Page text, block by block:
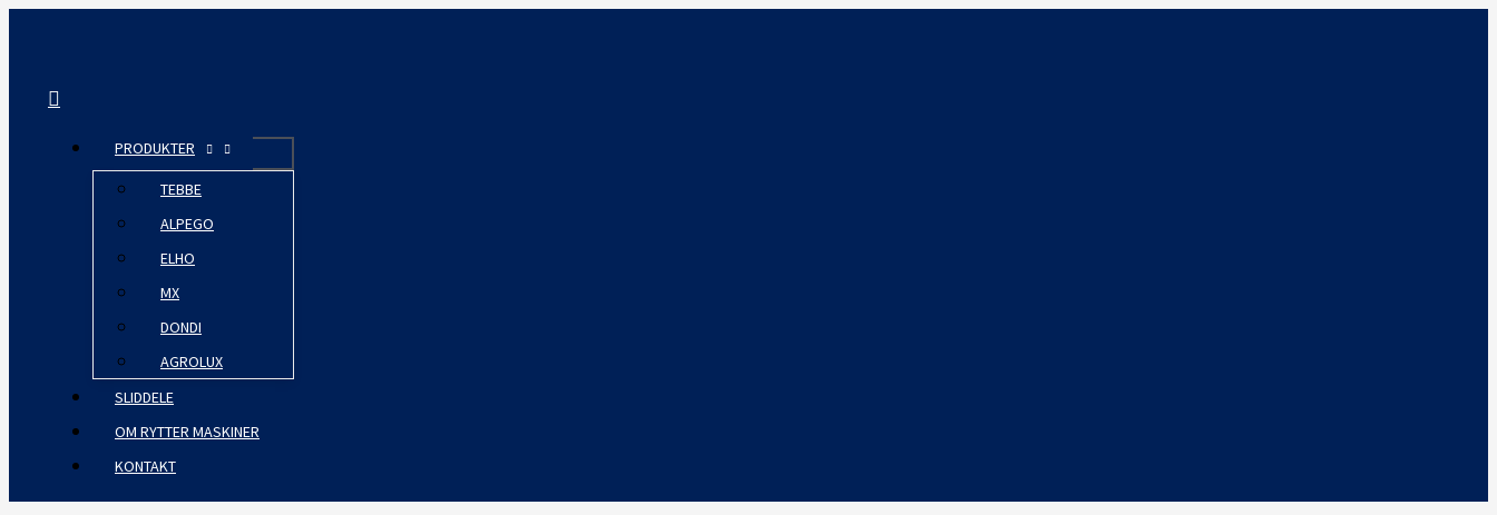
indholdet
Søg
PRODUKTER
TEBBE
ALPEGO
ELHO
MX
DONDI
AGROLUX
SLIDDELE
OM RYTTER MASKINER
KONTAKT